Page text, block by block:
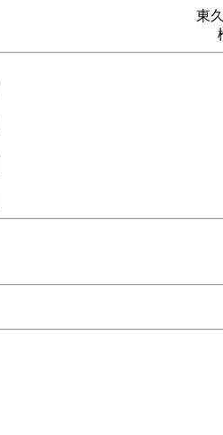
東